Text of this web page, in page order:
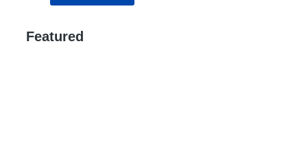
WE RECOMMEND
Featured